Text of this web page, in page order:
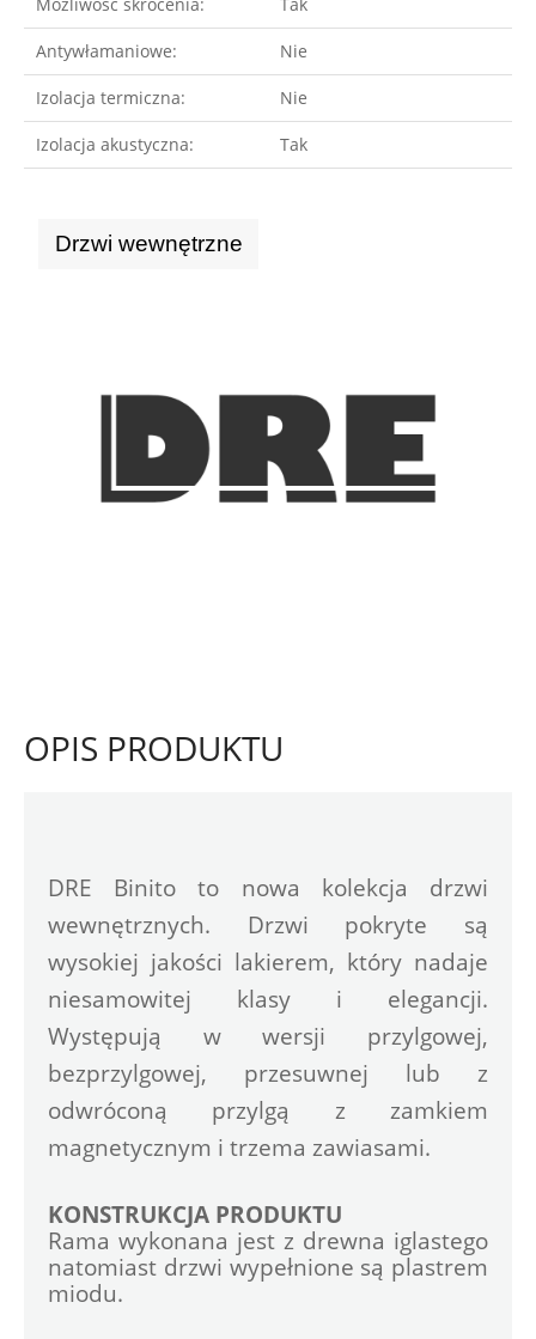
Antywłamaniowe: Nie
Izolacja termiczna: Nie
Izolacja akustyczna: Tak
Drzwi wewnętrzne
OPIS PRODUKTU
DRE Binito to nowa kolekcja drzwi
wewnętrznych. Drzwi pokryte są
wysokiej jakości lakierem, który nadaje
niesamowitej klasy i elegancji.
Występują w wersji przylgowej,
bezprzylgowej, przesuwnej lub z
odwróconą przylgą z zamkiem
magnetycznym i trzema zawiasami.
KONSTRUKCJA PRODUKTU
Rama wykonana jest z drewna iglastego
natomiast drzwi wypełnione są plastrem
miodu.